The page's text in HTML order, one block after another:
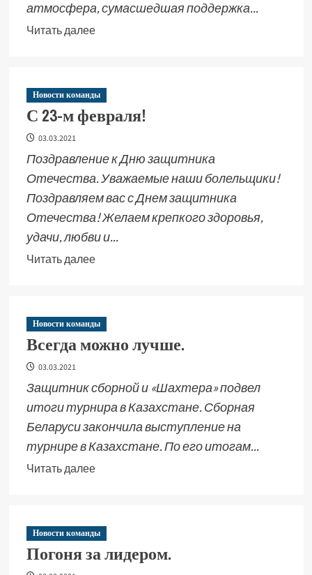
атмосфера, сумасшедшая поддержка...
Читать далее
Новости команды
С 23-м февраля!
03.03.2021
Поздравление к Дню защитника
Отечества. Уважаемые наши болельщики!
Поздравляем вас с Днем защитника
Отечества! Желаем крепкого здоровья,
удачи, любви и...
Читать далее
Новости команды
Всегда можно лучше.
03.03.2021
Защитник сборной и «Шахтера» подвел
итоги турнира в Казахстане. Сборная
Беларуси закончила выступление на
турнире в Казахстане. По его итогам...
Читать далее
Новости команды
Погоня за лидером.